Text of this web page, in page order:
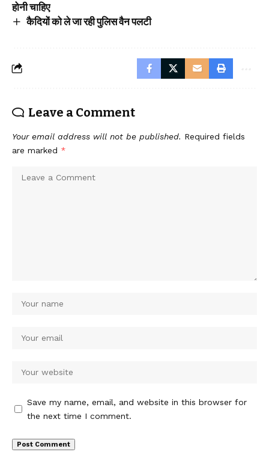
होनी चाहिए
कैदियों को ले जा रही पुलिस वैन पलटी
Leave a Comment
Your email address will not be published. Required fields
are marked *
Save my name, email, and website in this browser for
the next time I comment.